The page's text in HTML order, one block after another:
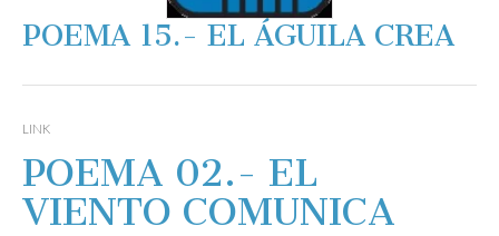
POEMA 15.- EL ÁGUILA CREA
LINK
POEMA 02.- EL
VIENTO COMUNICA